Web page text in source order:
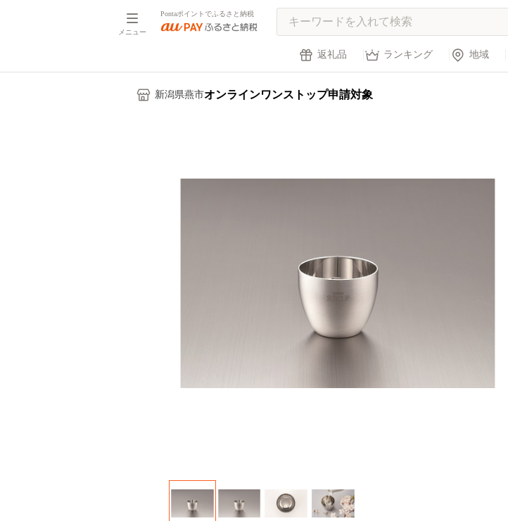
メニュー
Pontaポイントでふるさと納税
返礼品 ランキング 地域
新潟県燕市オンラインワンストップ申請対象